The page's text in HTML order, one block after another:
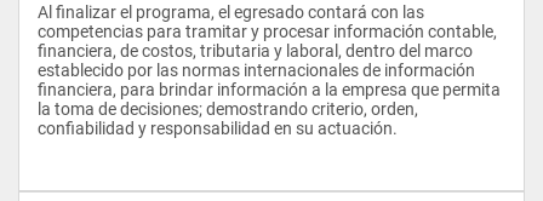
Al finalizar el programa, el egresado contará con las
competencias para tramitar y procesar información contable,
financiera, de costos, tributaria y laboral, dentro del marco
establecido por las normas internacionales de información
financiera, para brindar información a la empresa que permita
la toma de decisiones; demostrando criterio, orden,
confiabilidad y responsabilidad en su actuación.